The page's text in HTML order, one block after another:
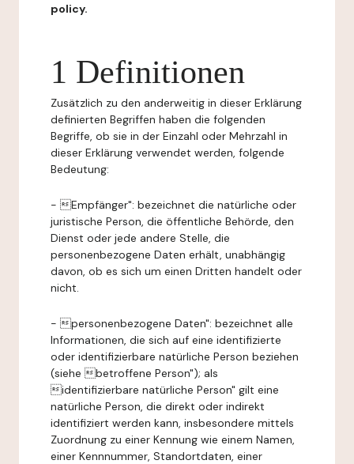
policy.
1 Definitionen
Zusätzlich zu den anderweitig in dieser Erklärung
definierten Begriffen haben die folgenden
Begriffe, ob sie in der Einzahl oder Mehrzahl in
dieser Erklärung verwendet werden, folgende
Bedeutung:
- Empfänger": bezeichnet die natürliche oder
juristische Person, die öffentliche Behörde, den
Dienst oder jede andere Stelle, die
personenbezogene Daten erhält, unabhängig
davon, ob es sich um einen Dritten handelt oder
nicht.
- personenbezogene Daten": bezeichnet alle
Informationen, die sich auf eine identifizierte
oder identifizierbare natürliche Person beziehen
(siehe betroffene Person"); als
identifizierbare natürliche Person" gilt eine
natürliche Person, die direkt oder indirekt
identifiziert werden kann, insbesondere mittels
Zuordnung zu einer Kennung wie einem Namen,
einer Kennnummer, Standortdaten, einer